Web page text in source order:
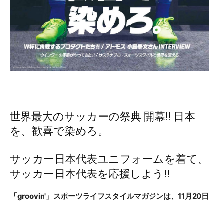
世界最大のサッカーの祭典 開幕‼ 日本
を、歓喜で染めろ。
サッカー日本代表ユニフォームを着て、
サッカー日本代表を応援しよう‼
「groovin'」スポーツライフスタイルマガジンは、11月20日